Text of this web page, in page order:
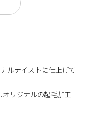
ルテイストに仕上げて
オリジナルの起毛加工